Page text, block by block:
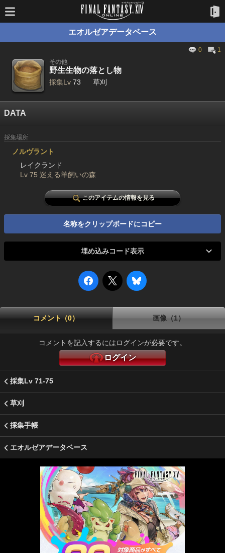
エオルゼアデータベース
0
1
その他
野生生物の落とし物
採集Lv 73 草刈
DATA
採集場所
ノルヴラント
レイクランド
Lv 75 迷える羊飼いの森
このアイテムの情報を見る
名称をクリップボードにコピー
埋め込みコード表示
コメント（0） 画像（1）
コメントを記入するにはログインが必要です。
ログイン
採集Lv 71-75
草刈
採集手帳
エオルゼアデータベース